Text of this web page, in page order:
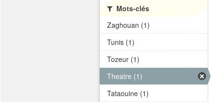
Mots-clés
Zaghouan (1)
Tunis (1)
Tozeur (1)
Theatre (1)
Tataouine (1)